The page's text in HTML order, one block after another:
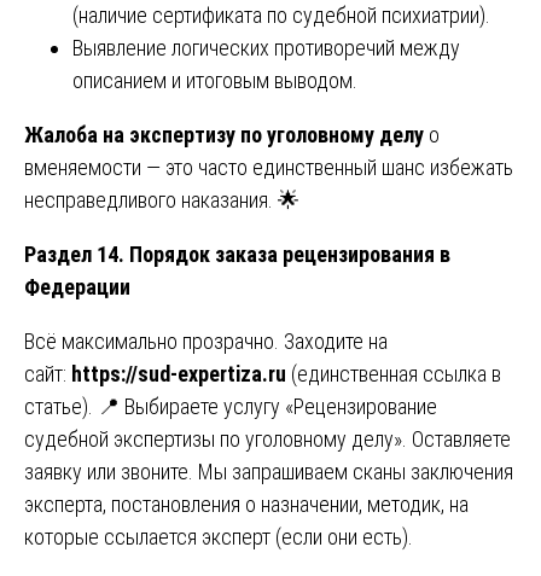
(наличие сертификата по судебной психиатрии).
Выявление логических противоречий между
описанием и итоговым выводом.
Жалоба на экспертизу по уголовному делу о
вменяемости — это часто единственный шанс избежать
несправедливого наказания. 🌟
Раздел 14. Порядок заказа рецензирования в
Федерации
Всё максимально прозрачно. Заходите на
сайт: https://sud-expertiza.ru (единственная ссылка в
статье). 📍 Выбираете услугу «Рецензирование
судебной экспертизы по уголовному делу». Оставляете
заявку или звоните. Мы запрашиваем сканы заключения
эксперта, постановления о назначении, методик, на
которые ссылается эксперт (если они есть).